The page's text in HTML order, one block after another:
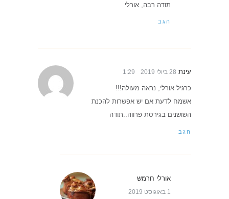
תודה רבה, אורלי
הגב
עינת 28 ביולי 2019 1:29
כרגיל אורלי, נראה מעולה!!!
אשמח לדעת אם יש אפשרות להכנת
השושנים בגירסת פרווה..תודה
הגב
אורלי חרמש
1 באוגוסט 2019